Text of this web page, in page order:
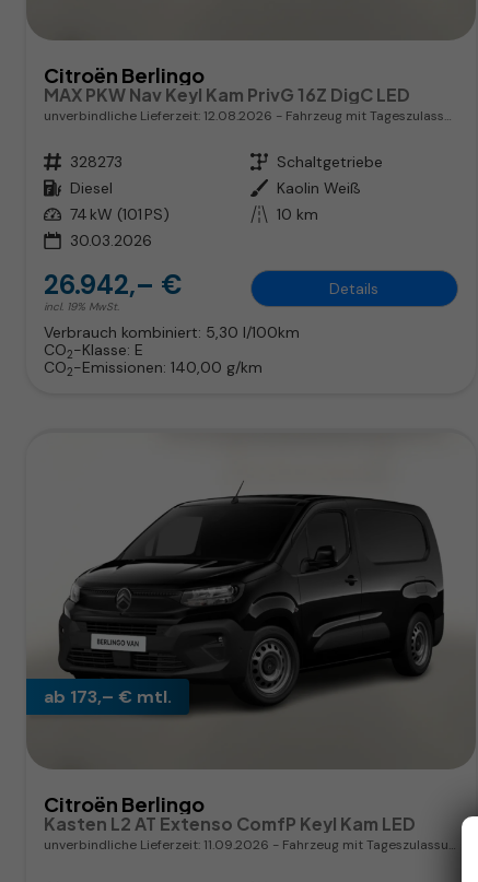
Citroën Berlingo
MAX PKW Nav Keyl Kam PrivG 16Z DigC LED
unverbindliche Lieferzeit: 12.08.2026 Fahrzeug mit Tageszulassung
Fahrzeugnr. 328273 Getriebe Schaltgetriebe
Kraftstoff Diesel Außenfarbe Kaolin Weiß
Leistung 74 kW (101 PS) Kilometerstand 10 km
30.03.2026
26.942,– €
incl. 19% MwSt.
Details
Verbrauch kombiniert: 5,30 l/100km
CO2-Klasse: E
CO2-Emissionen: 140,00 g/km
ab 173,– € mtl.
Citroën Berlingo
Kasten L2 AT Extenso ComfP Keyl Kam LED
unverbindliche Lieferzeit: 11.09.2026 Fahrzeug mit Tageszulassung